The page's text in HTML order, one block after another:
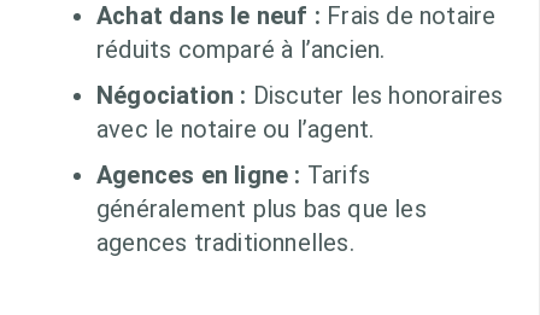
Achat dans le neuf : Frais de notaire
réduits comparé à l’ancien.
Négociation : Discuter les honoraires
avec le notaire ou l’agent.
Agences en ligne : Tarifs
généralement plus bas que les
agences traditionnelles.